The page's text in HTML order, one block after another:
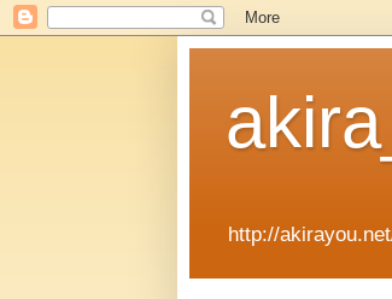
http://